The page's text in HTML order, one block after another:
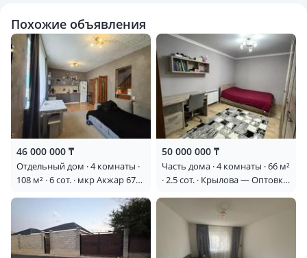
Похожие объявления
46 000 000 ₸
Отдельный дом · 4 комнаты ·
108 м² · 6 сот. · мкр Акжар 67
50 000 000 ₸
Часть дома · 4 комнаты · 66 м²
· 2.5 сот. · Крылова — Оптовка